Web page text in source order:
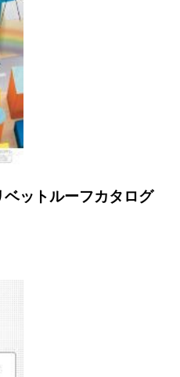
ットルーフカタログ